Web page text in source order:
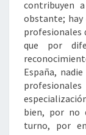
contribuyen
obstante; hay
profesionales
que por
España,
bien, por no
turno, por